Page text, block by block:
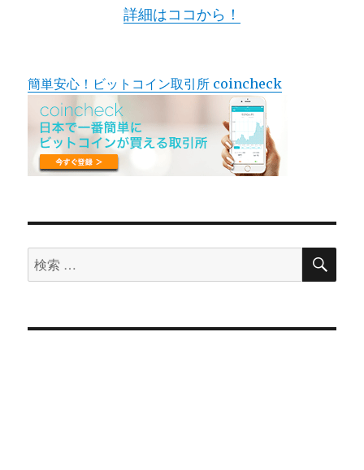
詳細はココから！
簡単安心！ビットコイン取引所 coincheck
検
索
象:
検